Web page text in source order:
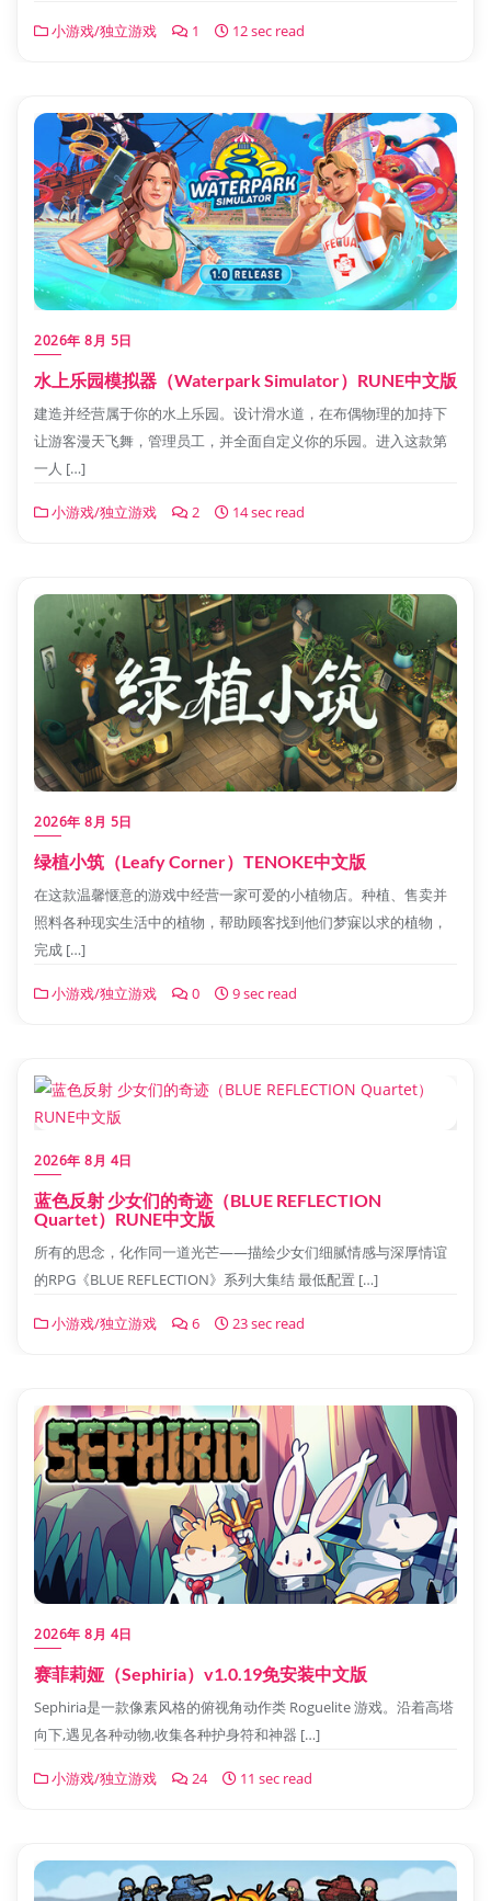
小游戏/独立游戏 1 12 sec read
2026年 8月 5日
水上乐园模拟器（Waterpark Simulator）RUNE中文版
建造并经营属于你的水上乐园。设计滑水道，在布偶物理的加持下
让游客漫天飞舞，管理员工，并全面自定义你的乐园。进入这款第
一人 […]
小游戏/独立游戏 2 14 sec read
2026年 8月 5日
绿植小筑（Leafy Corner）TENOKE中文版
在这款温馨惬意的游戏中经营一家可爱的小植物店。种植、售卖并
照料各种现实生活中的植物，帮助顾客找到他们梦寐以求的植物，
完成 […]
小游戏/独立游戏 0 9 sec read
2026年 8月 4日
蓝色反射 少女们的奇迹（BLUE REFLECTION
Quartet）RUNE中文版
所有的思念，化作同一道光芒——描绘少女们细腻情感与深厚情谊
的RPG《BLUE REFLECTION》系列大集结 最低配置 […]
小游戏/独立游戏 6 23 sec read
2026年 8月 4日
赛菲莉娅（Sephiria）v1.0.19免安装中文版
Sephiria是一款像素风格的俯视角动作类 Roguelite 游戏。沿着高塔
向下,遇见各种动物,收集各种护身符和神器 […]
小游戏/独立游戏 24 11 sec read